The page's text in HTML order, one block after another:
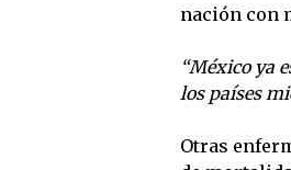
nación con
“México ya
los países
Otras